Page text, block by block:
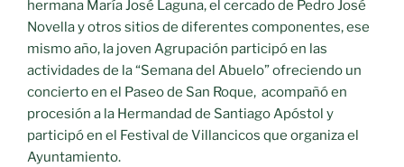
hermana María José Laguna, el cercado de Pedro José
Novella y otros sitios de diferentes componentes, ese
mismo año, la joven Agrupación participó en las
actividades de la “Semana del Abuelo” ofreciendo un
concierto en el Paseo de San Roque, acompañó en
procesión a la Hermandad de Santiago Apóstol y
participó en el Festival de Villancicos que organiza el
Ayuntamiento.